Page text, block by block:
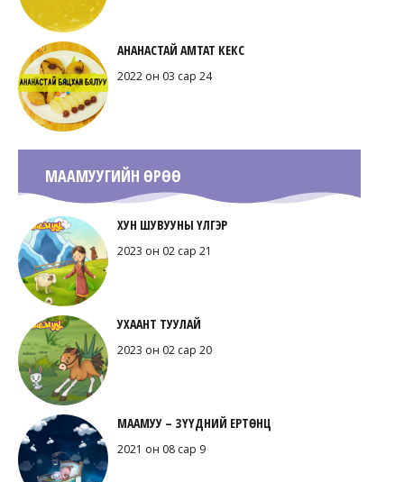
АНАНАСТАЙ АМТАТ КЕКС
2022 он 03 сар 24
МААМУУГИЙН ӨРӨӨ
ХУН ШУВУУНЫ ҮЛГЭР
2023 он 02 сар 21
УХААНТ ТУУЛАЙ
2023 он 02 сар 20
МААМУУ – ЗҮҮДНИЙ ЕРТӨНЦ
2021 он 08 сар 9